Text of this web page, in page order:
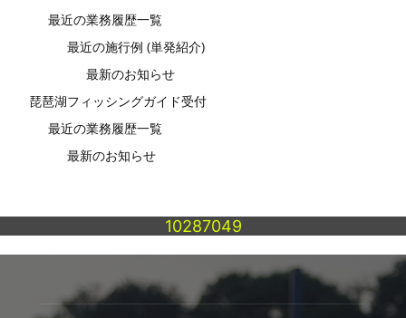
最近の業務履歴一覧
最近の施行例 (単発紹介)
最新のお知らせ
琵琶湖フィッシングガイド受付
最近の業務履歴一覧
最新のお知らせ
10287049